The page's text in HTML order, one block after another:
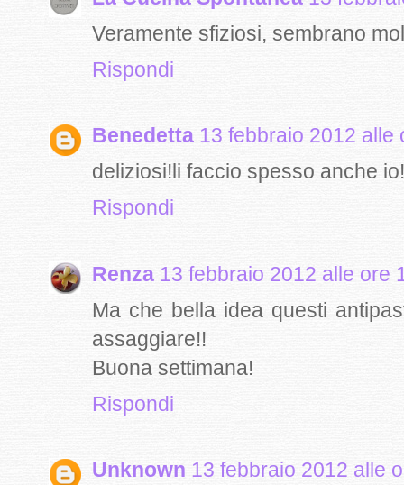
Veramente sfiziosi, sembrano
Rispondi
Benedetta 13 febbraio 2012 alle
deliziosi!li faccio spesso anche io!
Rispondi
Renza 13 febbraio 2012 alle ore
Ma che bella idea questi
assaggiare!!
Buona settimana!
Rispondi
Unknown 13 febbraio 2012 alle